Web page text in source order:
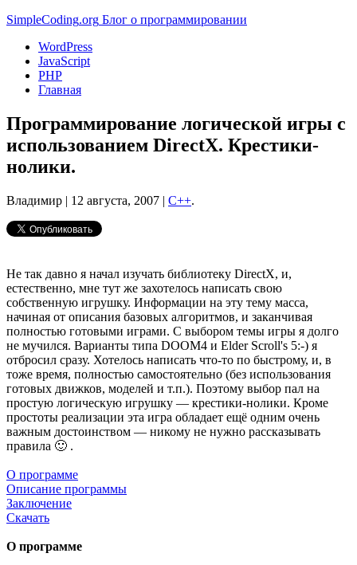
SimpleCoding.org Блог о программировании
WordPress
JavaScript
PHP
Главная
Программирование логической игры с
использованием DirectX. Крестики-
нолики.
Владимир | 12 августа, 2007 | C++.
Не так давно я начал изучать библиотеку DirectX, и,
естественно, мне тут же захотелось написать свою
собственную игрушку. Информации на эту тему масса,
начиная от описания базовых алгоритмов, и заканчивая
полностью готовыми играми. С выбором темы игры я долго
не мучился. Варианты типа DOOM4 и Elder Scroll's 5:-) я
отбросил сразу. Хотелось написать что-то по быстрому, и, в
тоже время, полностью самостоятельно (без использования
готовых движков, моделей и т.п.). Поэтому выбор пал на
простую логическую игрушку — крестики-нолики. Кроме
простоты реализации эта игра обладает ещё одним очень
важным достоинством — никому не нужно рассказывать
правила 🙂 .
О программе
Описание программы
Заключение
Скачать
О программе